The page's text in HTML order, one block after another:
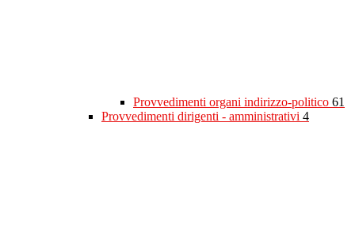
Provvedimenti organi indirizzo-politico 61
Provvedimenti dirigenti - amministrativi 4